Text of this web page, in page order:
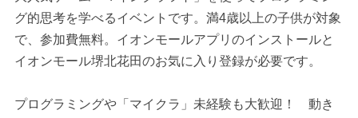
グ的思考を学べるイベントです。満4歳以上の子供が対象
で、参加費無料。イオンモールアプリのインストールと
イオンモール堺北花田のお気に入り登録が必要です。
プログラミングや「マイクラ」未経験も大歓迎！ 動き